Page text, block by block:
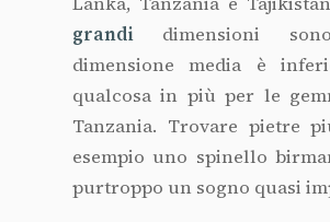
grandidimensioni
dimensione media è
qualcosa in più per le
Tanzania. Trovare pietre
esempio uno spinello
purtroppo un sogno quasi